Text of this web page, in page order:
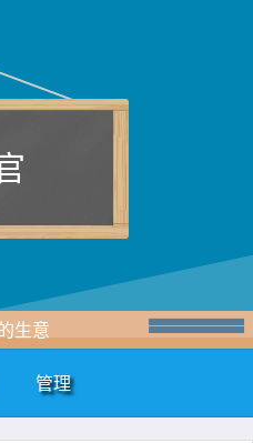
生意
管理